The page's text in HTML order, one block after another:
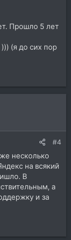
Прошло 5 лет
(я до сих пор
#4
несколько
на всякий
В
а
и за